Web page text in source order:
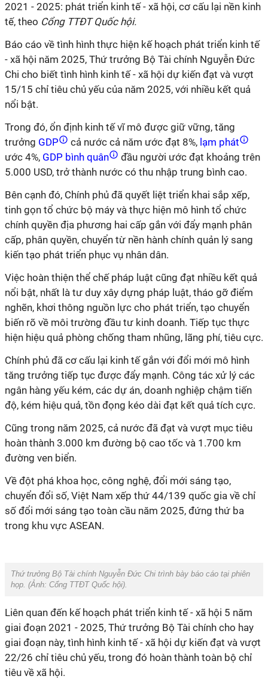
2021 - 2025: phát triển kinh tế - xã hội, cơ cấu lại nền kinh
tế, theo Cổng TTĐT Quốc hội.
Báo cáo về tình hình thực hiện kế hoạch phát triển kinh tế
- xã hội năm 2025, Thứ trưởng Bộ Tài chính Nguyễn Đức
Chi cho biết tình hình kinh tế - xã hội dự kiến đạt và vượt
15/15 chỉ tiêu chủ yếu của năm 2025, với nhiều kết quả
nổi bật.
Trong đó, ổn định kinh tế vĩ mô được giữ vững, tăng
trưởng GDP cả nước cả năm ước đạt 8%, lạm phát
ước 4%, GDP bình quân
đầu người ước đạt khoảng trên
5.000 USD, trở thành nước có thu nhập trung bình cao.
Bên cạnh đó, Chính phủ đã quyết liệt triển khai sắp xếp,
tinh gọn tổ chức bộ máy và thực hiện mô hình tổ chức
chính quyền địa phương hai cấp gắn với đẩy mạnh phân
cấp, phân quyền, chuyển từ nền hành chính quản lý sang
kiến tạo phát triển phục vụ nhân dân.
Việc hoàn thiện thể chế pháp luật cũng đạt nhiều kết quả
nổi bật, nhất là tư duy xây dựng pháp luật, tháo gỡ điểm
nghẽn, khơi thông nguồn lực cho phát triển, tạo chuyển
biến rõ về môi trường đầu tư kinh doanh. Tiếp tục thực
hiện hiệu quả phòng chống tham nhũng, lãng phí, tiêu cực.
Chính phủ đã cơ cấu lại kinh tế gắn với đổi mới mô hình
tăng trưởng tiếp tục được đẩy mạnh. Công tác xử lý các
ngân hàng yếu kém, các dự án, doanh nghiệp chậm tiến
độ, kém hiệu quả, tồn đọng kéo dài đạt kết quả tích cực.
Cũng trong năm 2025, cả nước đã đạt và vượt mục tiêu
hoàn thành 3.000 km đường bộ cao tốc và 1.700 km
đường ven biển.
Về đột phá khoa học, công nghệ, đổi mới sáng tạo,
chuyển đổi số, Việt Nam xếp thứ 44/139 quốc gia về chỉ
số đổi mới sáng tạo toàn cầu năm 2025, đứng thứ ba
trong khu vực ASEAN.
Thứ trưởng Bộ Tài chính Nguyễn Đức Chi trình bày báo cáo tại phiên
họp. (Ảnh: Cổng TTĐT Quốc hội).
Liên quan đến kế hoạch phát triển kinh tế - xã hội 5 năm
giai đoạn 2021 - 2025, Thứ trưởng Bộ Tài chính cho hay
giai đoạn này, tình hình kinh tế - xã hội dự kiến đạt và vượt
22/26 chỉ tiêu chủ yếu, trong đó hoàn thành toàn bộ chỉ
tiêu về xã hội.